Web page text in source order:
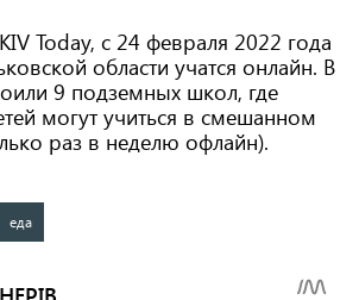
Today, с 24 февраля 2022 года
области учатся онлайн. В
9 подземных школ, где
могут учиться в смешанном
раз в неделю офлайн).
еда